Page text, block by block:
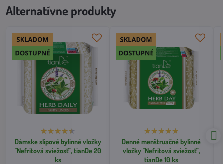
Alternatívne produkty
Dámske slipové bylinné vložky
"Nefritová sviežosť", tianDe 20
ks
Denné menštruačné bylinné
vložky "Nefritová sviežosť",
tianDe 10 ks